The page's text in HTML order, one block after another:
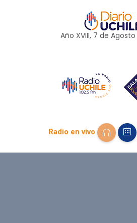
Año XVIII, 7 de Agosto
Radio en vivo